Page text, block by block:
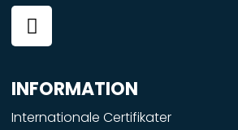
F
a
c
e
b
o
INFORMATION
Internationale Certifikater